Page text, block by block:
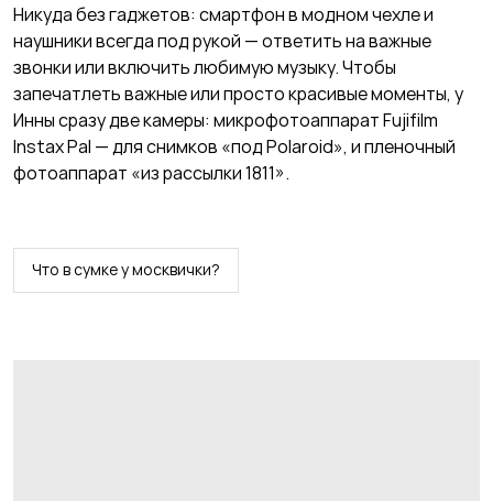
Никуда без гаджетов: смартфон в модном чехле и
наушники всегда под рукой — ответить на важные
звонки или включить любимую музыку. Чтобы
запечатлеть важные или просто красивые моменты, у
Инны сразу две камеры: микрофотоаппарат Fujifilm
Instax Pal — для снимков «под Polaroid», и пленочный
фотоаппарат «из рассылки 1811».
Что в сумке у москвички?